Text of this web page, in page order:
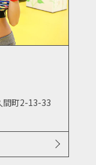
間町2-13-33